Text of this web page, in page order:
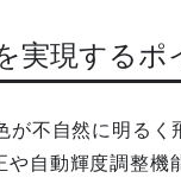
実現するポ
不自然に明るく
自動輝度調整機